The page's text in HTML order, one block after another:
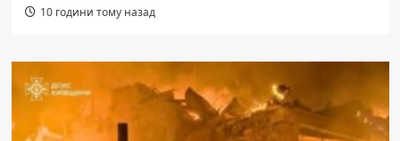
10 години тому назад